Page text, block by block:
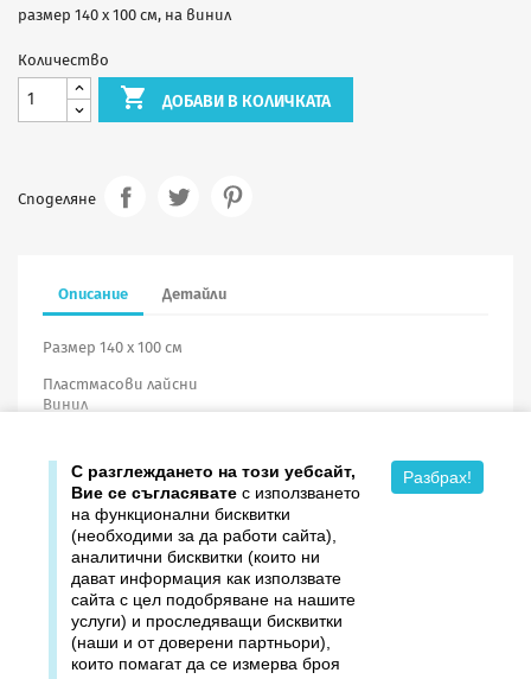
размер 140 х 100 см, на винил
Количество
 ДОБАВИ В КОЛИЧКАТА
Споделяне
Описание Детайли
Размер 140 х 100 см
Пластмасови лайсни
Винил
Продукти
Издателство ДОМИНО
С разглеждането на този уебсайт,
Вие се съгласявате с използването
на функционални бисквитки
(необходими за да работи сайта),
аналитични бисквитки (които ни
дават информация как използвате
сайта с цел подобряване на нашите
услуги) и проследяващи бисквитки
(наши и от доверени партньори),
които помагат да се измерва броя
Разбрах!